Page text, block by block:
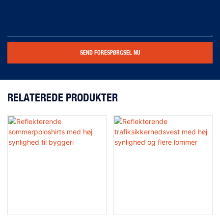
SEND FORESPØRGSEL NU
RELATEREDE PRODUKTER